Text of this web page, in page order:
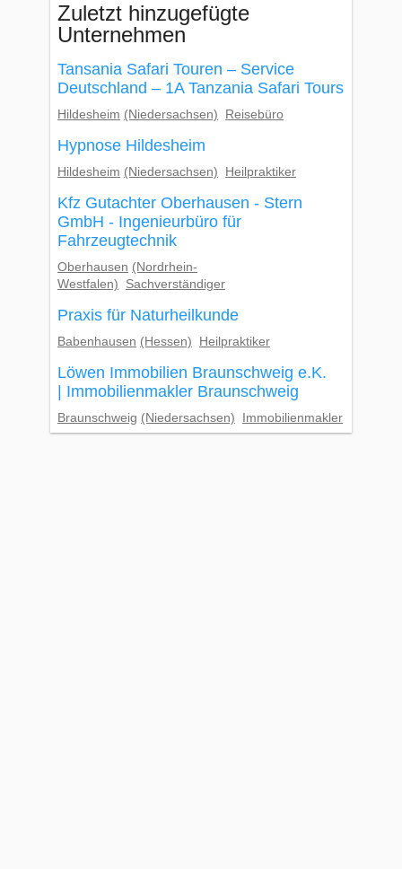
Zuletzt hinzugefügte
Unternehmen
Tansania Safari Touren – Service
Deutschland – 1A Tanzania Safari Tours
Hildesheim (Niedersachsen) Reisebüro
Hypnose Hildesheim
Hildesheim (Niedersachsen) Heilpraktiker
Kfz Gutachter Oberhausen - Stern
GmbH - Ingenieurbüro für
Fahrzeugtechnik
Oberhausen (Nordrhein-
Westfalen)
Sachverständiger
Praxis für Naturheilkunde
Babenhausen (Hessen) Heilpraktiker
Löwen Immobilien Braunschweig e.K.
| Immobilienmakler Braunschweig
Braunschweig (Niedersachsen) Immobilienmakler